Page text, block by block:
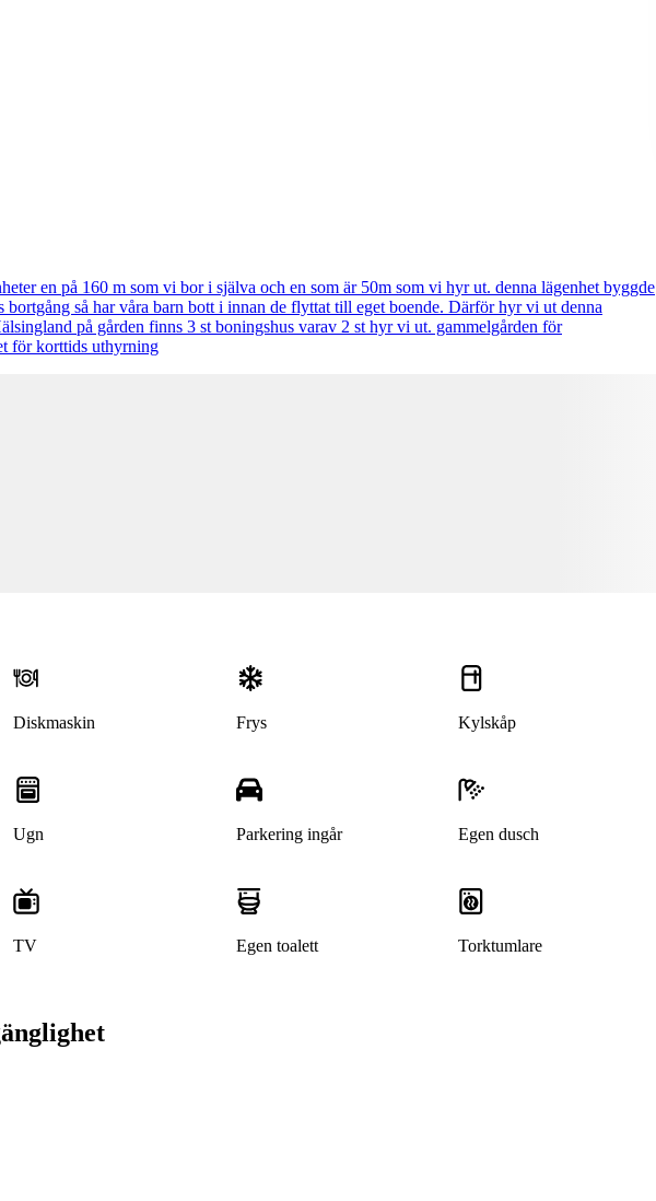
en på 160 m som vi bor i själva och en som är 50m som vi hyr ut. denna lägenhet byggde
så har våra barn bott i innan de flyttat till eget boende. Därför hyr vi ut denna
på gården finns 3 st boningshus varav 2 st hyr vi ut. gammelgården för
för korttids uthyrning
Diskmaskin Frys Kylskåp
Ugn Parkering ingår Egen dusch
TV Egen toalett Torktumlare